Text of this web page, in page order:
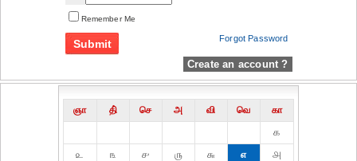
Remember Me
Forgot Password
Create an account ?
ஞா தி் செ அ வி வெ
கா
௧
௨
௩ ௪ ௫ ௬ ௭
௮